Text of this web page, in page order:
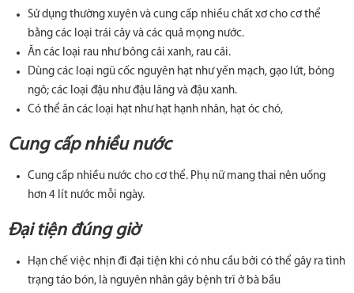
Sử dụng thường xuyên và cung cấp nhiều chất xơ cho cơ thể
bằng các loại trái cây và các quả mọng nước.
Ăn các loại rau như bông cải xanh, rau cải.
Dùng các loại ngũ cốc nguyên hạt như yến mạch, gạo lứt, bỏng
ngô; các loại đậu như đậu lăng và đậu xanh.
Có thể ăn các loại hạt như hạt hạnh nhân, hạt óc chó,
Cung cấp nhiều nước
Cung cấp nhiều nước cho cơ thể. Phụ nữ mang thai nên uống
hơn 4 lít nước mỗi ngày.
Đại tiện đúng giờ
Hạn chế việc nhịn đi đại tiện khi có nhu cầu bởi có thể gây ra tình
trạng táo bón, là nguyên nhân gây bệnh trĩ ở bà bầu